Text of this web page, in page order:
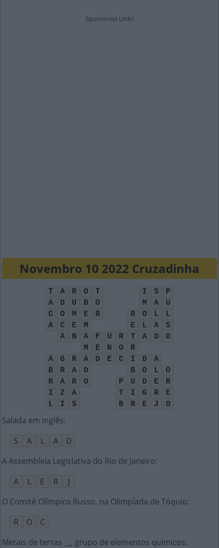
Novembro 10 2022 Cruzadinha
T A R O T I S
P
A
D U B O M A
U
C
O M E R R O L
L
A
C E M E L A
S
A
N A F U R T A D
O
M
E N O
R
A
G R A D E C I D
A
B
R A D B O L
O
R
A R O P U D E
R
I
Z A T I G R
E
L
I S B R E J O
Salada em inglês:
S
A L A
D
A Assembleia Legislativa do Rio de Janeiro:
A
L E R
J
O Comitê Olímpico Russo, na Olimpíada de Tóquio:
R
O
C
Metais de terras __, grupo de elementos químicos: